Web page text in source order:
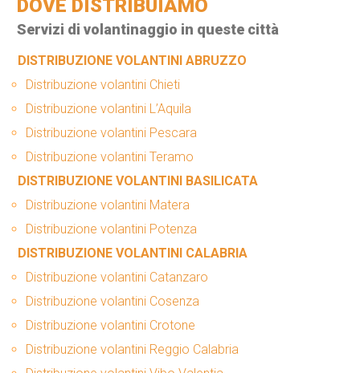
DOVE DISTRIBUIAMO
Servizi di volantinaggio in queste città
DISTRIBUZIONE VOLANTINI ABRUZZO
Distribuzione volantini Chieti
Distribuzione volantini L’Aquila
Distribuzione volantini Pescara
Distribuzione volantini Teramo
DISTRIBUZIONE VOLANTINI BASILICATA
Distribuzione volantini Matera
Distribuzione volantini Potenza
DISTRIBUZIONE VOLANTINI CALABRIA
Distribuzione volantini Catanzaro
Distribuzione volantini Cosenza
Distribuzione volantini Crotone
Distribuzione volantini Reggio Calabria